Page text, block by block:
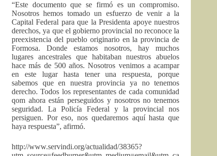
“Este documento que se firmó es un compromiso.
Nosotros hemos tomado un esfuerzo de venir a la
Capital Federal para que la Presidenta apoye nuestros
derechos, ya que el gobierno provincial no reconoce la
preexistencia del pueblo originario en la provincia de
Formosa. Donde estamos nosotros, hay muchos
lugares ancestrales que habitaban nuestros abuelos
hace más de 500 años. Nosotros venimos a acampar
en este lugar hasta tener una respuesta, porque
sabemos que en nuestra provincia ya no tenemos
derecho. Todos los representantes de cada comunidad
qom ahora están perseguidos y nosotros no tenemos
seguridad. La Policía Federal y la provincial nos
persiguen. Por eso, nos quedaremos aquí hasta que
haya respuesta”, afirmó.
http://www.servindi.org/actualidad/38365?